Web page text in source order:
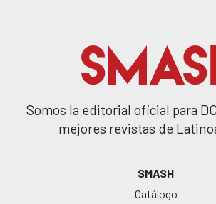
Somos la editorial oficial para
mejores revistas de
SMASH
Catálogo